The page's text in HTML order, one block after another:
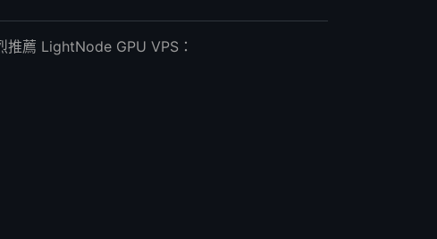
薦 LightNode GPU VPS：